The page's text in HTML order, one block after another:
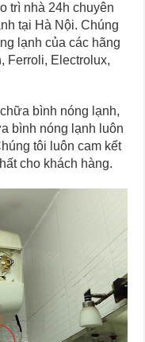
trì nhà 24h chuyên
tại Hà Nội. Chúng
lạnh của các hãng
Ferroli, Electrolux,
bình nóng lạnh,
bình nóng lạnh luôn
tôi luôn cam kết
cho khách hàng.